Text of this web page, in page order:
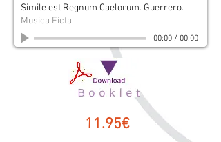
Simile est Regnum Caelorum. Guerrero.
Musica Ficta
00:00/ 00:00
11.95€